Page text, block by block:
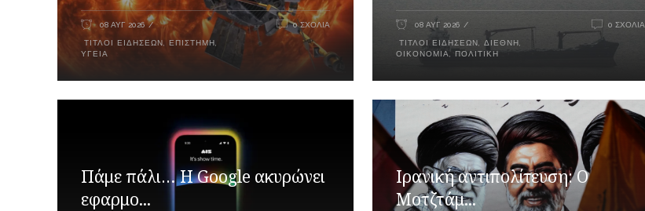
08 ΑΥΓ 2026
ΤΊΤΛΟΙ ΕΙΔΉΣΕΩΝ ΕΠΙΣΤΉΜΗ
ΥΓΕΊΑ
0 ΣΧΌΛΙΑ 08 ΑΥΓ 2026
ΤΊΤΛΟΙ ΕΙΔΉΣΕΩΝ ΔΙΕΘΝΉ
ΟΙΚΟΝΟΜΊΑ
ΠΟΛΙΤΙΚΉ
0 ΣΧΌΛΙΑ
Πάμε πάλι… Η Google ακυρώνει
εφαρμο...
Ιρανική αντιπολίτευση: Ο
Μοτζτάμ...